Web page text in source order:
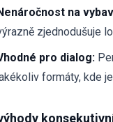
na
zjednodušuje
pro dialog:
formáty, kde